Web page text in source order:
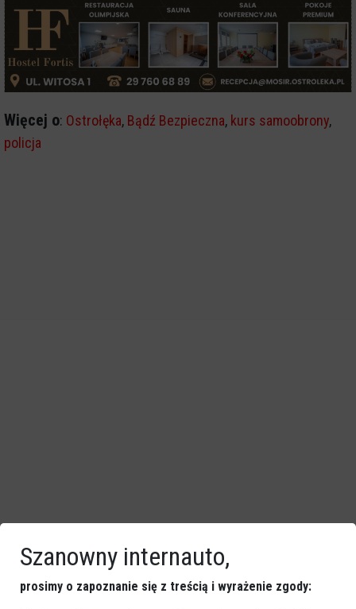
Więcej o: Ostrołęka, Bądź Bezpieczna, kurs samoobrony,
policja
Szanowny internauto,
prosimy o zapoznanie się z treścią i wyrażenie zgody: